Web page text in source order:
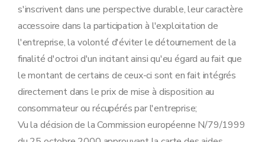
s'inscrivent dans une perspective durable, leur caractère
accessoire dans la participation à l'exploitation de
l'entreprise, la volonté d'éviter le détournement de la
finalité d'octroi d'un incitant ainsi qu'eu égard au fait que
le montant de certains de ceux-ci sont en fait intégrés
directement dans le prix de mise à disposition au
consommateur ou récupérés par l'entreprise;
Vu la décision de la Commission européenne N/79/1999